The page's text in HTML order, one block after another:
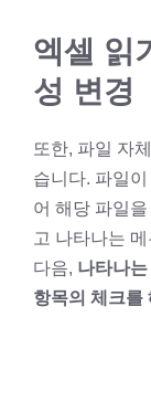
엑셀 읽
성 변경
또한, 파일 자
습니다. 파일
어 해당 파일
고 나타나는
다음, 나타나
항목의 체크를